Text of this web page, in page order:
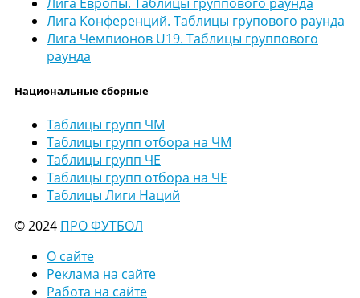
Лига Европы. Таблицы группового раунда
Лига Конференций. Таблицы групового раунда
Лига Чемпионов U19. Таблицы группового
раунда
Национальные сборные
Таблицы групп ЧМ
Таблицы групп отбора на ЧМ
Таблицы групп ЧЕ
Таблицы групп отбора на ЧЕ
Таблицы Лиги Наций
© 2024 ПРО ФУТБОЛ
О сайте
Реклама на сайте
Работа на сайте